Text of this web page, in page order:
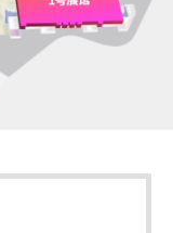
指引，如有任何
们感谢各位的耐
施，使疫情尽快
⼀⾄五，早上10时
致以下票务单位
气物体，不论其
喷雾类或利器等
派发未获授权的